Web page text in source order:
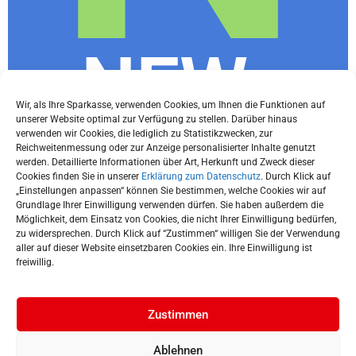
Wir, als Ihre Sparkasse, verwenden Cookies, um Ihnen die Funktionen auf
unserer Website optimal zur Verfügung zu stellen. Darüber hinaus
verwenden wir Cookies, die lediglich zu Statistikzwecken, zur
Reichweitenmessung oder zur Anzeige personalisierter Inhalte genutzt
werden. Detaillierte Informationen über Art, Herkunft und Zweck dieser
Cookies finden Sie in unserer Erklärung zum Datenschutz. Durch Klick auf
„Einstellungen anpassen“ können Sie bestimmen, welche Cookies wir auf
Grundlage Ihrer Einwilligung verwenden dürfen. Sie haben außerdem die
Möglichkeit, dem Einsatz von Cookies, die nicht Ihrer Einwilligung bedürfen,
zu widersprechen. Durch Klick auf “Zustimmen“ willigen Sie der Verwendung
aller auf dieser Website einsetzbaren Cookies ein. Ihre Einwilligung ist
freiwillig.
Zustimmen
Ablehnen
NEWs
Letter
Du willst immer die neuesten Tipps und
Infos rund ums Thema Finanzen und
wissen, was in München gerade los ist?